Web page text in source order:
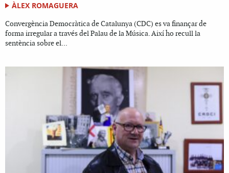
ÀLEX ROMAGUERA
Convergència Democràtica de Catalunya (CDC) es va finançar de
forma irregular a través del Palau de la Música. Així ho recull la
sentència sobre el...